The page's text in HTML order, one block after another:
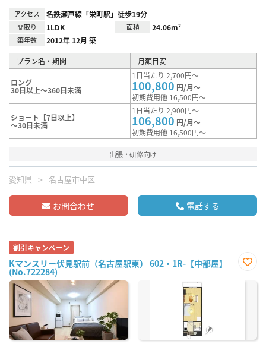
アクセス 名鉄瀬戸線「栄町駅」徒歩19分
間取り 1LDK 面積 24.06m²
築年数 2012年 12月 築
プラン名・期間 月額目安
ロング
30日以上～360日未満
1日当たり 2,700円～
100,800 円/月～
初期費用他 16,500円～
ショート【7日以上】
～30日未満
1日当たり 2,900円～
106,800 円/月～
初期費用他 16,500円～
出張・研修向け
愛知県 名古屋市中区
お問合わせ 電話する
割引キャンペーン
Kマンスリー伏見駅前（名古屋駅東） 602・1R-【中部屋】
(No.722284)
に入